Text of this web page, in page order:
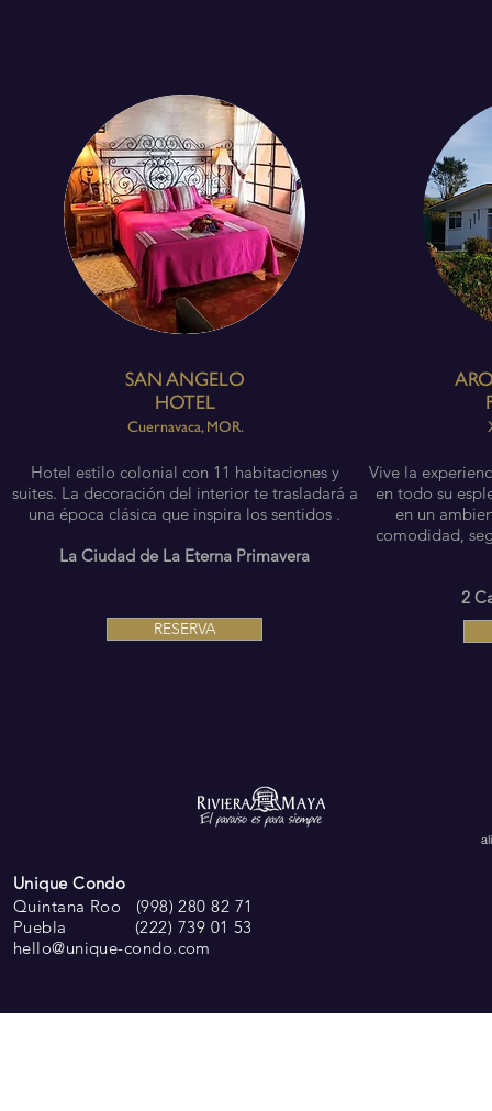
SAN ANGELO
HOTEL
Cuernavaca, MOR.
Hotel estilo colonial con 11 habitaciones y
suites. La decoración del interior te trasladará a
una época clásica que inspira los sentidos .
La Ciudad de La Eterna Primavera
RESERVA
Vive la
en todo su
en un
comodidad,
2
Unique Condo
Quintana Roo (998) 280 82 71
Puebla (222) 739 01 53
hello@unique-condo.com